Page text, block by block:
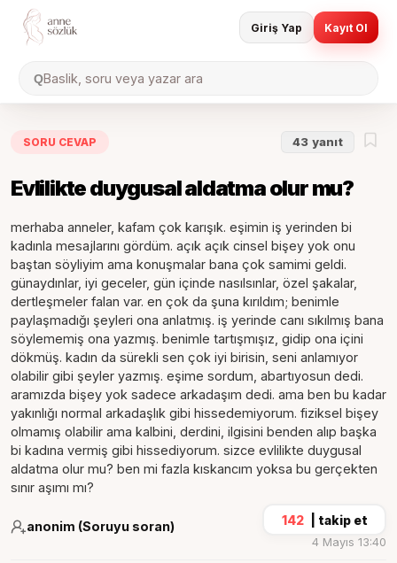
QBaslik, soru veya yazar ara
Giriş Yap Kayıt Ol
SORU CEVAP 43 yanıt
Evlilikte duygusal aldatma olur mu?
merhaba anneler, kafam çok karışık. eşimin iş yerinden bi
kadınla mesajlarını gördüm. açık açık cinsel bişey yok onu
baştan söyliyim ama konuşmalar bana çok samimi geldi.
günaydınlar, iyi geceler, gün içinde nasılsınlar, özel şakalar,
dertleşmeler falan var. en çok da şuna kırıldım; benimle
paylaşmadığı şeyleri ona anlatmış. iş yerinde canı sıkılmış bana
söylememiş ona yazmış. benimle tartışmışız, gidip ona içini
dökmüş. kadın da sürekli sen çok iyi birisin, seni anlamıyor
olabilir gibi şeyler yazmış. eşime sordum, abartıyosun dedi.
aramızda bişey yok sadece arkadaşım dedi. ama ben bu kadar
yakınlığı normal arkadaşlık gibi hissedemiyorum. fiziksel bişey
olmamış olabilir ama kalbini, derdini, ilgisini benden alıp başka
bi kadına vermiş gibi hissediyorum. sizce evlilikte duygusal
aldatma olur mu? ben mi fazla kıskancım yoksa bu gerçekten
sınır aşımı mı?
anonim (Soruyu soran) 142 takip et
4 Mayıs 13:40